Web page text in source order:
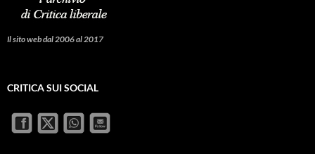
Il sito web dal 2006 al 2017
CRITICA SUI SOCIAL